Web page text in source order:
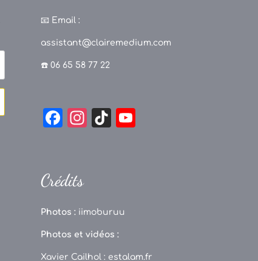
📧 Email :
assistant@clairemedium.com
☎️ 06 65 58 77 22
F
e
o
o
k
In
a
m
Ti
C
Crédits
Photos : iimoburuu
Photos et vidéos :
Xavier Cailhol : estalam.fr